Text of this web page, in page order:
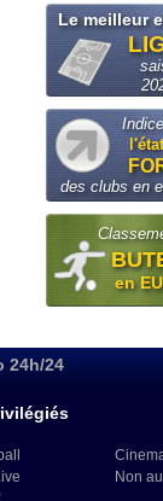
Le meilleur
des clubs en
en
24h/24
Non